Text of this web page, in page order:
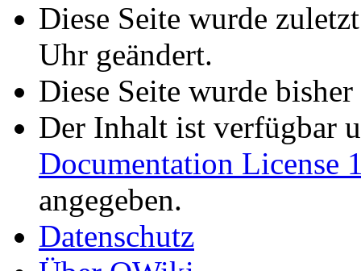
Diese Seite wurde
Uhr geändert.
Diese Seite wurde
Der Inhalt ist verfügbar
Documentation License
angegeben.
Datenschutz